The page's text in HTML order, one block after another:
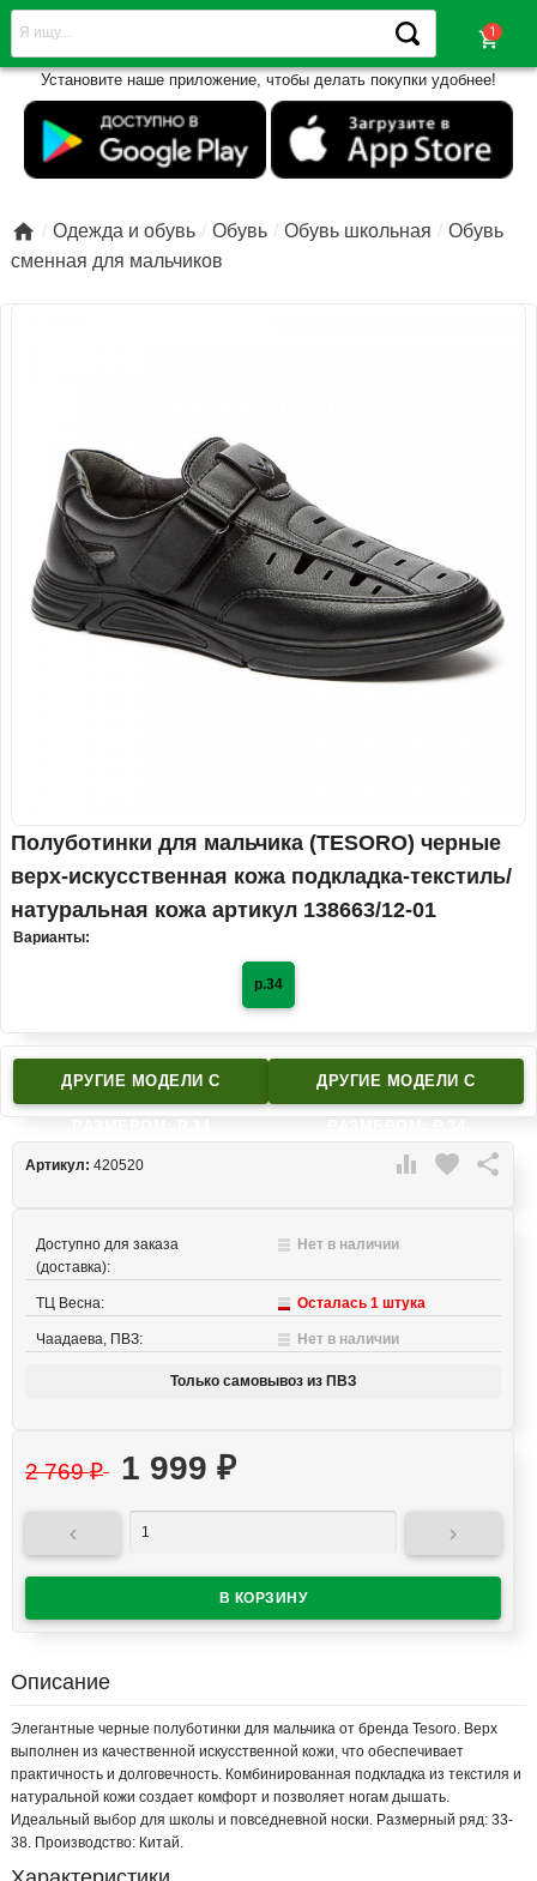
shopping_cart
Установите наше приложение, чтобы делать покупки удобнее!
 Одежда и обувь Обувь Обувь школьная
Обувь
сменная для мальчиков
Полуботинки для мальчика (TESORO) черные
верх-искусственная кожа подкладка-текстиль/
натуральная кожа артикул 138663/12-01
Варианты:
р.34
ДРУГИЕ МОДЕЛИ C ДРУГИЕ МОДЕЛИ C
 favorite 
Артикул: 420520
Доступно для заказа
(доставка):
Нет в наличии
ТЦ Весна: Осталась 1 штука
Чаадаева, ПВЗ: Нет в наличии
Только самовывоз из ПВЗ
2 769₽ 1 999 ₽
 
Описание
Элегантные черные полуботинки для мальчика от бренда Tesoro. Верх
выполнен из качественной искусственной кожи, что обеспечивает
практичность и долговечность. Комбинированная подкладка из текстиля и
натуральной кожи создает комфорт и позволяет ногам дышать.
Идеальный выбор для школы и повседневной носки. Размерный ряд: 33-
38. Производство: Китай.